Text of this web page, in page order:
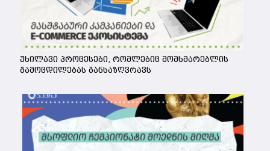
უხილავი პროცესები, რომლებიც მომხმარებლის
გამოცდილებას განსაზღვრავს